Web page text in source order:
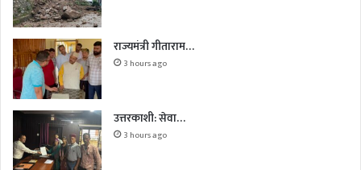
राज्यमंत्री गीताराम…
3 hours ago
उत्तरकाशी: सेवा…
3 hours ago